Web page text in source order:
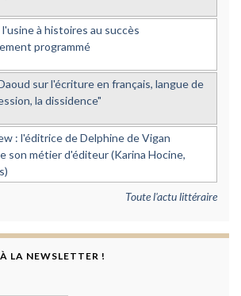
à histoires au succès
programmé
sur l'écriture en français, langue de
la dissidence"
: l'éditrice de Delphine de Vigan
son métier d'éditeur (Karina Hocine,
Toute l'actu littéraire
LA NEWSLETTER !